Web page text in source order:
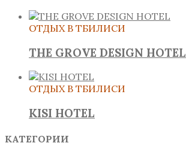
ОТДЫХ В ТБИЛИСИ
THE GROVE DESIGN HOTEL
ОТДЫХ В ТБИЛИСИ
KISI HOTEL
КАТЕГОРИИ